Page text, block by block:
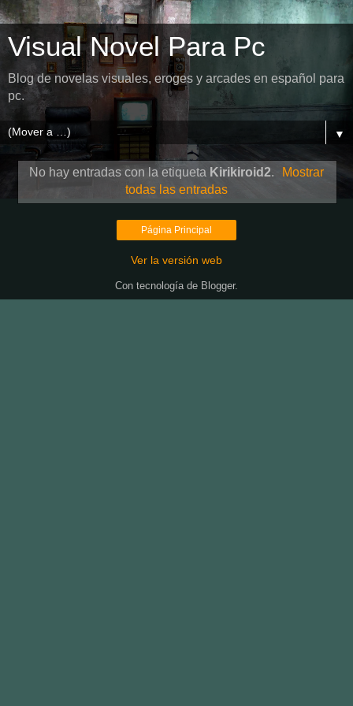
Visual Novel Para Pc
Blog de novelas visuales, eroges y arcades en español para
pc.
▼
No hay entradas con la etiqueta Kirikiroid2.
Mostrar
todas las entradas
Página Principal
Ver la versión web
Con tecnología de Blogger.